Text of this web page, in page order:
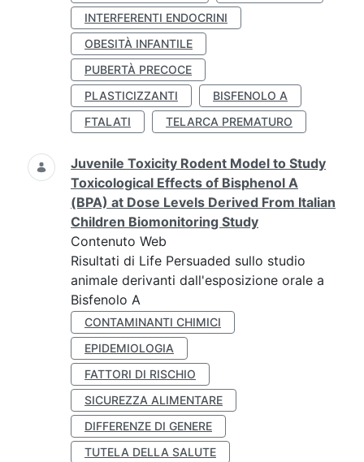
INTERFERENTI ENDOCRINI
OBESITÀ INFANTILE
PUBERTÀ PRECOCE
PLASTICIZZANTI
BISFENOLO A
FTALATI
TELARCA PREMATURO
Juvenile Toxicity Rodent Model to Study
Toxicological Effects of Bisphenol A
(BPA) at Dose Levels Derived From Italian
Children Biomonitoring Study
Contenuto Web
Risultati di Life Persuaded sullo studio
animale derivanti dall'esposizione orale a
Bisfenolo A
CONTAMINANTI CHIMICI
EPIDEMIOLOGIA
FATTORI DI RISCHIO
SICUREZZA ALIMENTARE
DIFFERENZE DI GENERE
TUTELA DELLA SALUTE